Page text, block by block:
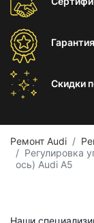
Гарантия
Скидки
Ремонт Audi
Регулировка
ось) Audi A5
Наши